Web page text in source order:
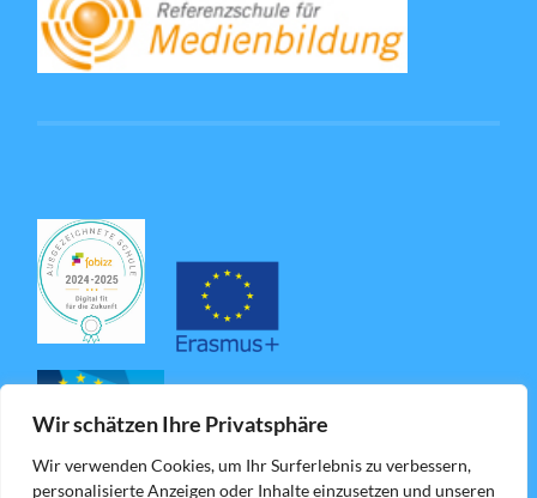
Wir schätzen Ihre Privatsphäre
Wir verwenden Cookies, um Ihr Surferlebnis zu verbessern,
personalisierte Anzeigen oder Inhalte einzusetzen und unseren